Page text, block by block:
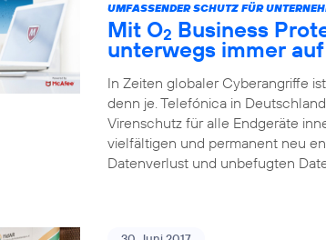
UMFASSENDER SCHUTZ FÜR
Mit O2 Business
unterwegs immer
In Zeiten globaler Cyberangriffe
denn je. Telefónica in
Virenschutz für alle Endgeräte
vielfältigen und permanent neu
Datenverlust und unbefugten